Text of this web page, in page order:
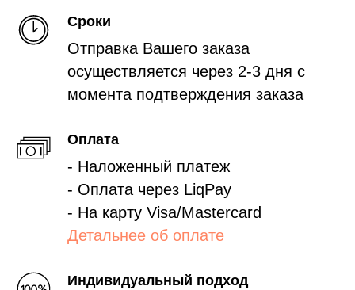
Сроки
Отправка Вашего заказа
осуществляется через 2-3 дня с
момента подтверждения заказа
Оплата
- Наложенный платеж
- Оплата через LiqPay
- На карту Visa/Mastercard
Детальнее об оплате
Индивидуальный подход